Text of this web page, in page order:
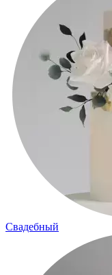
Свадебный